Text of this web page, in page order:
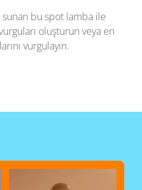
sunan bu spot lamba ile
oluşturun veya en
vurgulayın.